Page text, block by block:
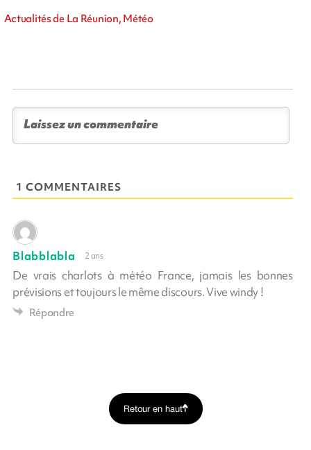
Actualités de La Réunion, Météo
1 COMMENTAIRES
Blabblabla 2 ans
De vrais charlots à météo France, jamais les bonnes
prévisions et toujours le même discours. Vive windy !
Répondre
Retour en haut